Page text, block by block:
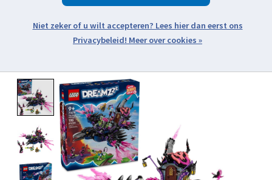
Open webshop menu
Product image slideshow Items
Meer over cookies »